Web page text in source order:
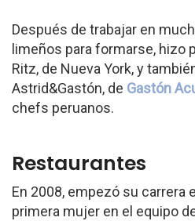
Después de trabajar en
limeños para formarse, hizo
Ritz, de Nueva York, y
Astrid&Gastón, de Gastón
chefs peruanos.
Restaurantes
En 2008, empezó su carrera
primera mujer en el equipo